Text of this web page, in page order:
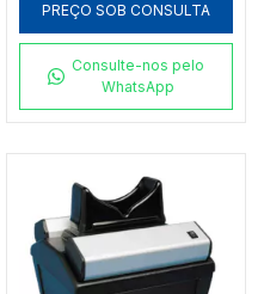
PREÇO SOB CONSULTA
Consulte-nos pelo
WhatsApp